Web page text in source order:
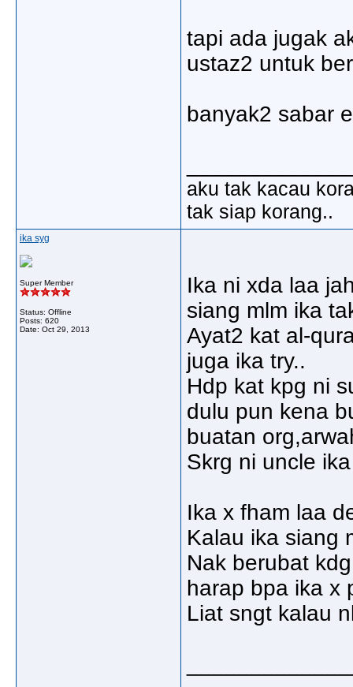
tapi ada jugak
ustaz2 untuk
banyak2 sabar
aku tak kacau
tak siap korang..
ika syg
Super Member
Status: Offline
Posts: 620
Date: Oct 29, 2013
Ika ni xda laa
siang mlm ika
Ayat2 kat al-
juga ika try..
Hdp kat kpg ni
dulu pun kena
buatan
Skrg ni uncle
Ika x fham laa
Kalau ika siang
Nak berubat
harap bpa ika x
Liat sngt kalau